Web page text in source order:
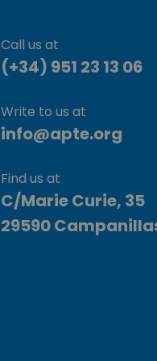
Call us at
(+34) 951 23 13 06
Write to us at
info@apte.org
Find us at
C/Marie Curie, 35
29590